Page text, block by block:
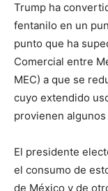
Trump ha
fentanilo en un
punto que ha
Comercial entre
MEC) a que se
cuyo extendido
provienen
El presidente
el consumo de
de México y de